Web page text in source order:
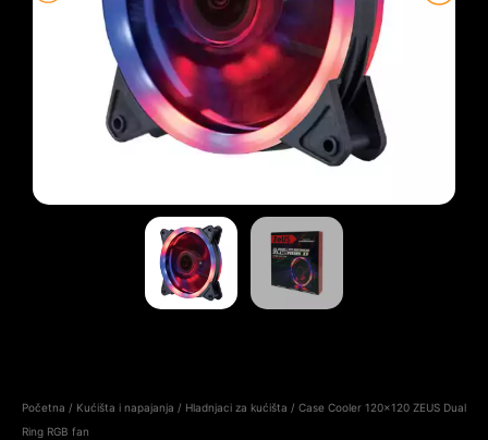
Početna / Kućišta i napajanja / Hladnjaci za kućišta / Case Cooler 120×120 ZEUS Dual
Ring RGB fan